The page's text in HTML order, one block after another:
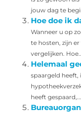
jouw dag te
Hoe doe ik
Wanneer u op
te hosten, zijn
vergelijken.
Helemaal
spaargeld
heeft gespaard,...